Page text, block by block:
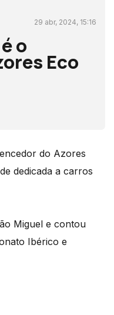
29 abr, 2024, 15:16
o
Eco
do Azores
dedicada a carros
Miguel e contou
Ibérico e